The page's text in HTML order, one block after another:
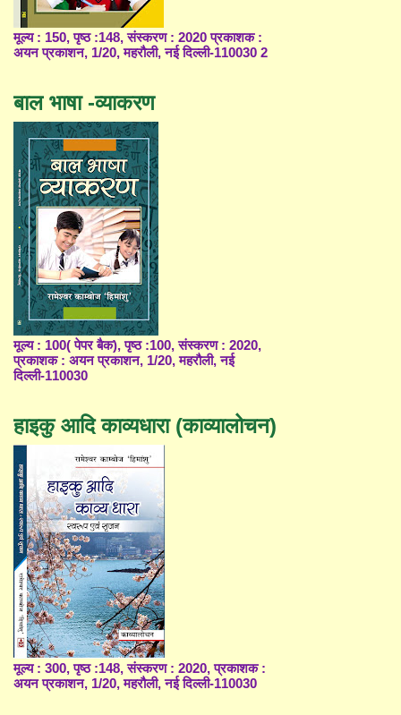
मूल्य : 150, पृष्ठ :148, संस्करण : 2020 प्रकाशक :
अयन प्रकाशन, 1/20, महरौली, नई दिल्ली-110030 2
बाल भाषा -व्याकरण
मूल्य : 100( पेपर बैक), पृष्ठ :100, संस्करण : 2020,
प्रकाशक : अयन प्रकाशन, 1/20, महरौली, नई
दिल्ली-110030
हाइकु आदि काव्यधारा (काव्यालोचन)
मूल्य : 300, पृष्ठ :148, संस्करण : 2020, प्रकाशक :
अयन प्रकाशन, 1/20, महरौली, नई दिल्ली-110030